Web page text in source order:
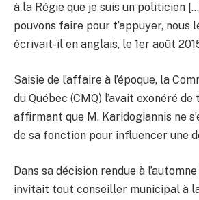
à la Régie que je suis un politicien
pouvons faire pour t’appuyer, nous
écrivait-il en anglais, le 1er août
Saisie de l’affaire à l’époque, la
du Québec (CMQ) l’avait exonéré
affirmant que M. Karidogiannis ne
de sa fonction pour influencer une
Dans sa décision rendue à
invitait tout conseiller municipal à